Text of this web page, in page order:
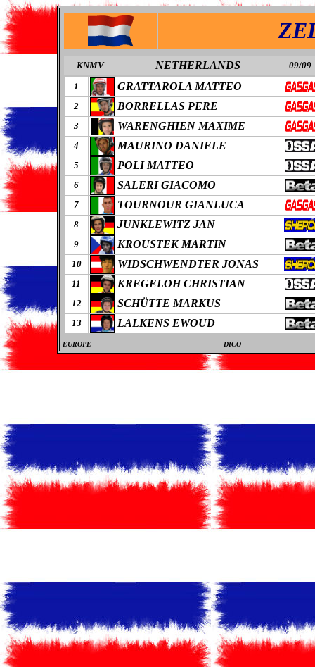
KNMV NETHERLANDS
09/09
1
GRATTAROLA MATTEO
2 BORRELLAS PERE
3 WARENGHIEN MAXIME
4 MAURINO DANIELE
5 POLI MATTEO
6 SALERI GIACOMO
7 TOURNOUR GIANLUCA
8 JUNKLEWITZ JAN
9 KROUSTEK MARTIN
10 WIDSCHWENDTER JONAS
11 KREGELOH CHRISTIAN
12 SCHÜTTE MARKUS
13 LALKENS EWOUD
EUROPE DICO